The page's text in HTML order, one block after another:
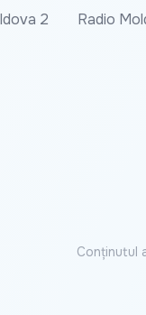
2 Radio
Conținutul